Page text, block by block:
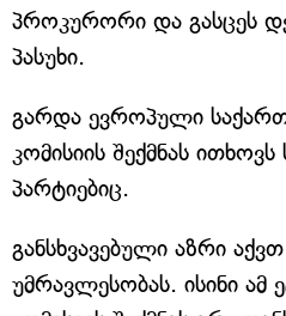
პროკურორი და გასცეს
პასუხი.
გარდა ევროპული
კომისიის შექმნას
პარტიებიც.
განსხვავებული აზრი
უმრავლესობას. ისინი ამ